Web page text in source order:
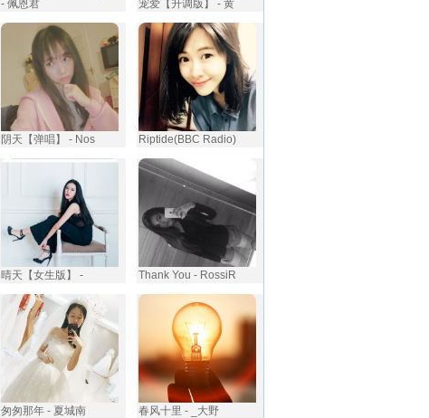
- 佩恩君 宠爱【升调版】 - 黄
阴天【弹唱】 - Nos Riptide(BBC Radio)
晴天【女生版】 - Thank You - RossiR
匆匆那年 - 夏城南 春风十里 - _大野